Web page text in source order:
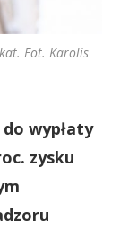
Fot. Karolis
wypłaty
zysku